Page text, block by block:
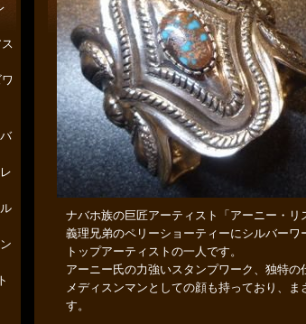
ナバホ族の巨匠アーティスト「アーニー・リ
義理兄弟のペリーショーティーにシルバー
トップアーティストの一人です。
アーニー氏の力強いスタンプワーク、独特の
メディスンマンとしての顔も持っており、
す。